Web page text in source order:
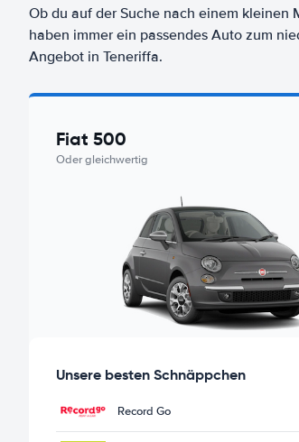
Ob du auf der Suche nach einem kleinen
haben immer ein passendes Auto zum
Angebot in Teneriffa.
Fiat 500
Oder gleichwertig
Unsere besten Schnäppchen
Record Go